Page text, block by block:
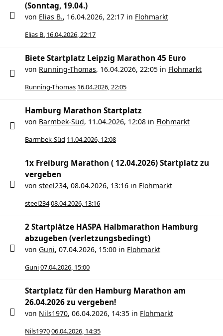
(Sonntag, 19.04.)
von Elias B., 16.04.2026, 22:17 in Flohmarkt
Elias B. 16.04.2026, 22:17
Biete Startplatz Leipzig Marathon 45 Euro
von Running-Thomas, 16.04.2026, 22:05 in Flohmarkt
Running-Thomas 16.04.2026, 22:05
Hamburg Marathon Startplatz
von Barmbek-Süd, 11.04.2026, 12:08 in Flohmarkt
Barmbek-Süd 11.04.2026, 12:08
1x Freiburg Marathon ( 12.04.2026) Startplatz zu
vergeben
von steel234, 08.04.2026, 13:16 in Flohmarkt
steel23408.04.2026, 13:16
2 Startplätze HASPA Halbmarathon Hamburg
abzugeben (verletzungsbedingt)
von Guni, 07.04.2026, 15:00 in Flohmarkt
Guni07.04.2026, 15:00
Startplatz für den Hamburg Marathon am
26.04.2026 zu vergeben!
von Nils1970, 06.04.2026, 14:35 in Flohmarkt
Nils197006.04.2026, 14:35